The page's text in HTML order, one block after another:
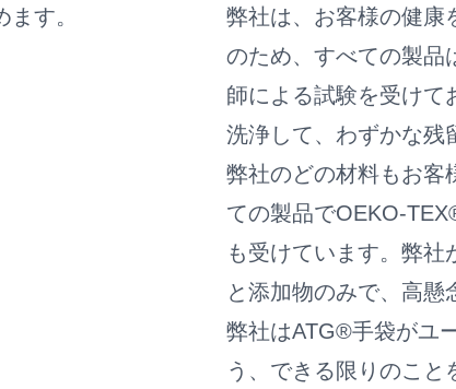
す。
弊社は、お客様の健康
のため、すべての製品
師による試験を受けて
洗浄して、わずかな残
弊社のどの材料もお客
ての製品でOEKO-
も受けています。弊社
と添加物のみで、高懸
弊社はATG®手袋がユ
う、できる限りのこ